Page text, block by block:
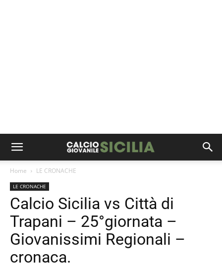
Home LE CRONACHE
LE CRONACHE
Calcio Sicilia vs Città di
Trapani – 25°giornata –
Giovanissimi Regionali –
cronaca.